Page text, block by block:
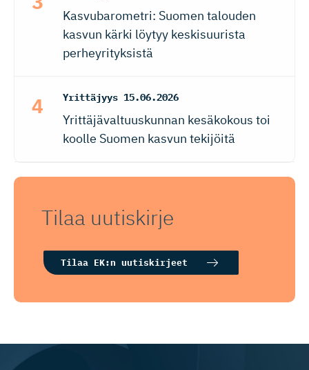
Kasvubarometri: Suomen talouden
kasvun kärki löytyy keskisuurista
perheyrityksistä
Yrittäjyys 15.06.2026
Yrittäjävaltuuskunnan kesäkokous toi
koolle Suomen kasvun tekijöitä
Tilaa uutiskirje
Tilaa EK:n uutiskirjeet